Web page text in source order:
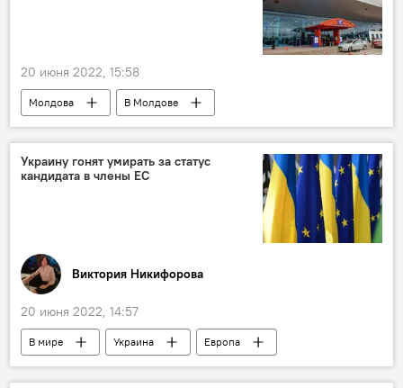
20 июня 2022, 15:58
Молдова
В Молдове
Совет по конкуренции
штраф
Avia Invest
Украину гонят умирать за статус
кандидата в члены ЕС
Виктория Никифорова
20 июня 2022, 14:57
В мире Украина
Европа
Европейский союз
колумнистика